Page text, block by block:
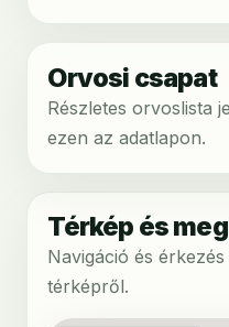
Orvosi csapat
Részletes orvoslista
ezen az adatlapon.
Térkép és
Navigáció és
térképről.